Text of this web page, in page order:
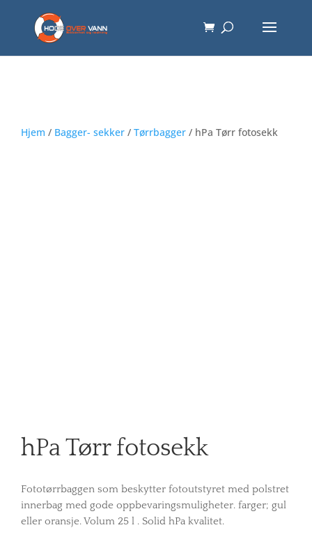
Hjem / Bagger- sekker / Tørrbagger / hPa Tørr fotosekk
hPa Tørr fotosekk
Fototørrbaggen som beskytter fotoutstyret med polstret
innerbag med gode oppbevaringsmuligheter. farger; gul
eller oransje. Volum 25 l . Solid hPa kvalitet.